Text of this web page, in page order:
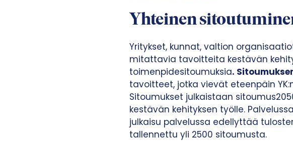
Yhteinen
Yritykset, kunnat, valtion
mitattavia tavoitteita kestävän
toimenpidesitoumuksia.
tavoitteet, jotka vievät eteenpäin
Sitoumukset julkaistaan
kestävän kehityksen työlle.
julkaisu palvelussa edellyttää
tallennettu yli 2500 sitoumusta.